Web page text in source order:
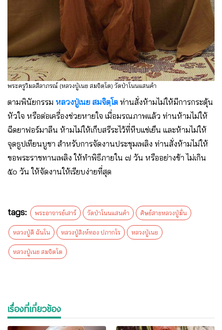
พระครูวิมลสีลาภรณ์ (หลวงปู่เนย สมจิตฺโต) วัดป่าโนนแสนคำ
ตามพินัยกรรม หลวงปู่เนย สมจิตฺโต ท่านสั่งห้ามไม่ให้มีการกระตุ้น
หัวใจ หรือต่อเครื่องช่วยหายใจ เมื่อมรณภาพแล้ว ท่านห้ามไม่ให้
ฉีดยาฟอร์มาลีน ห้ามไม่ให้เก็บสรีระไว้ที่หีบแช่เย็น และห้ามไม่ให้
จุดธูปเทียนบูชา สำหรับการจัดงานประชุมเพลิง ท่านสั่งห้ามไม่ให้
ขอพระราชทานเพลิง ให้ทำพิธีภายใน ๗ วัน หรืออย่างช้า ไม่เกิน
๕๐ วัน ให้จัดงานให้เรียบง่ายที่สุด
tags: พระอาจารย์เสาร์ วัดป่าโนนแสนคำ ศิษย์สายหลวงปู่มั่น
หลวงปู่ดี ฉันโน หลวงปู่สิงห์ทอง ปภากโร หลวงปู่เนย
หลวงปู่เนย สมจิตโต
เรื่องที่เกี่ยวข้อง